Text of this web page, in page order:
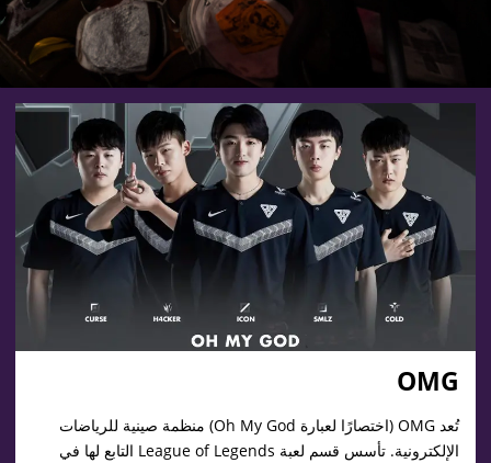
OMG
تُعد OMG (اختصارًا لعبارة Oh My God) منظمة صينية للرياضات
الإلكترونية. تأسس قسم لعبة League of Legends التابع لها في